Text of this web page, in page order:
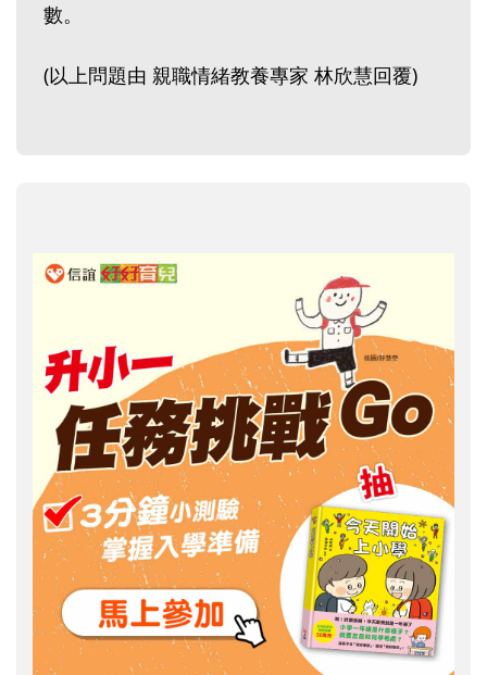
數。
(以上問題由 親職情緒教養專家 林欣慧回覆)